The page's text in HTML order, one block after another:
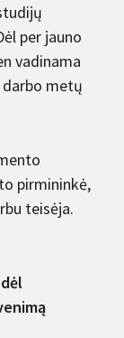
per jauno
vadinama
darbo metų
pirmininkė,
teisėja.